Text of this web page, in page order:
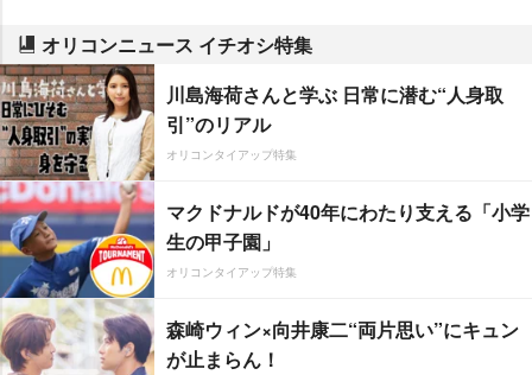
オリコンニュース イチオシ特集
川島海荷さんと学ぶ 日常に潜む“人身取
引”のリアル
オリコンタイアップ特集
マクドナルドが40年にわたり支える「小学
生の甲子園」
オリコンタイアップ特集
森崎ウィン×向井康二“両片思い”にキュン
が止まらん！